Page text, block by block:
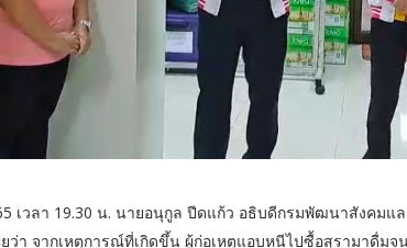
เวลา 19.30 น. นายอนุกูล ปีดแก้ว อธิบดีกรมพัฒนาสังคม
ว่า จากเหตุการณ์ที่เกิดขึ้น ผู้ก่อเหตุแอบหนีไปซื้อสุรามาดื่ม